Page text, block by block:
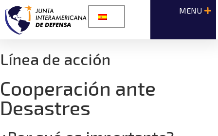
Línea de acción
Cooperación ante
Desastres